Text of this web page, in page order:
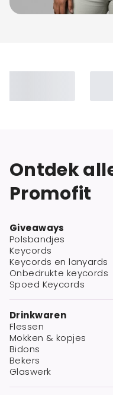
Ontdek
Promofit
Giveaways
Polsbandjes
Keycords
Keycords en lanyards
Onbedrukte keycords
Spoed Keycords
Drinkwaren
Flessen
Mokken & kopjes
Bidons
Bekers
Glaswerk